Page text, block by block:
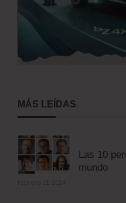
MÁS LEÍDAS
Las 10
mundo